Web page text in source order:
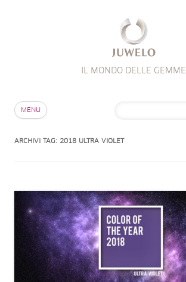
IL MONDO DELLE GEMME
MENU
ARCHIVI TAG: 2018 ULTRA VIOLET